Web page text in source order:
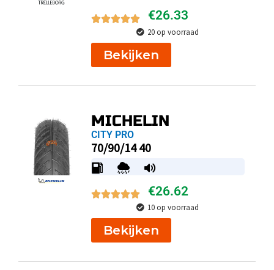
€26.33
20 op voorraad
Bekijken
MICHELIN
CITY PRO
70/90/14 40
€26.62
10 op voorraad
Bekijken